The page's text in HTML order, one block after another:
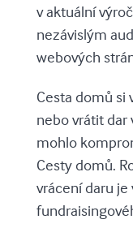
v aktuální
nezávislým
webových
Cesta domů
nebo vrátit dar
mohlo
Cesty domů.
vrácení daru